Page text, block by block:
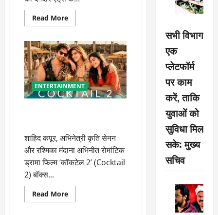
Read MoreRead
more
Upp
2:
फूहड़पन
दिखाने
आए
हो…
राम
कपूर
पर
गुस्सा
ENTERTAINMENT
शाहिद कपूर, अभिनेत्री कृति सेनन
और रश्मिका मंदाना अभिनीत रोमांटिक
ड्रामा फिल्म ‘कॉकटेल 2’ (Cocktail
2) बॉक्स...
Read MoreRead
more
सभी विभाग
एक
प्लेटफॉर्म
पर काम
करें, ताकि
युवाओं को
सुविधा मिल
सके: मुख्य
सचिव